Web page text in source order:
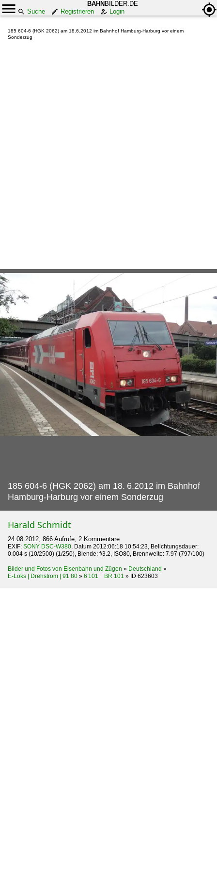
BAHN BILDER.DE
Suche
Registrieren Login
185 604-6 (HGK 2062) am 18.6.2012 im Bahnhof Hamburg-Harburg vor einem
Sonderzug
185 604-6 (HGK 2062) am 18. 6.2012 im Bahnhof
Hamburg-Harburg vor einem Sonderzug
Harald Schmidt
24.08.2012, 866 Aufrufe, 2 Kommentare
EXIF: SONY DSC-W380, Datum 2012:06:18 10:54:23, Belichtungsdauer:
0.004 s (10/2500) (1/250), Blende: f/3.2, ISO80, Brennweite: 7.97 (797/100)
Bilder und Fotos von Eisenbahn und Zügen » Deutschland »
E-Loks | Drehstrom | 91 80 » 6 101 BR 101 » ID 623603